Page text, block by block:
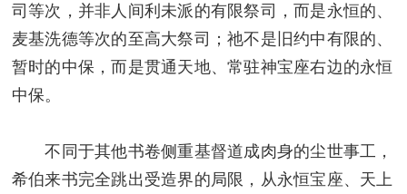
司等次，并非人间利未派的有限祭司，而是永恒的、
麦基洗德等次的至高大祭司；祂不是旧约中有限的、
暂时的中保，而是贯通天地、常驻神宝座右边的永恒
中保。
不同于其他书卷侧重基督道成肉身的尘世事工，
希伯来书完全跳出受造界的局限，从永恒宝座、天上